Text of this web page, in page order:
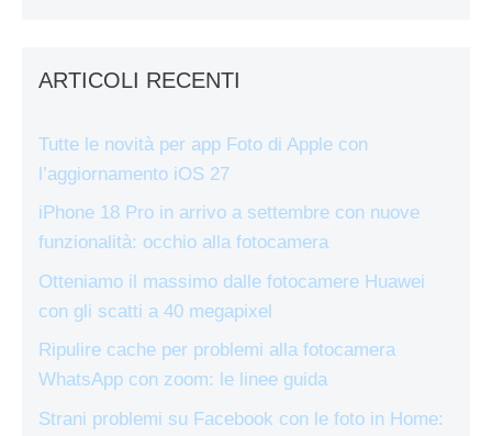
ARTICOLI RECENTI
Tutte le novità per app Foto di Apple con
l’aggiornamento iOS 27
iPhone 18 Pro in arrivo a settembre con nuove
funzionalità: occhio alla fotocamera
Otteniamo il massimo dalle fotocamere Huawei
con gli scatti a 40 megapixel
Ripulire cache per problemi alla fotocamera
WhatsApp con zoom: le linee guida
Strani problemi su Facebook con le foto in Home: